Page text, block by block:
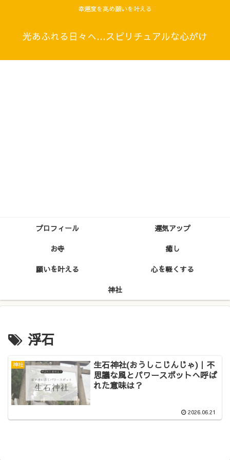
幸運度を高め願いを叶える
光あふれる日々へ…スピリチュアルな心がけ
プロフィール
運気アップ
お寺
癒し
願いを叶える
心を軽くする
神社
浮石
神社
生石神社(おうしこじんじゃ)｜不
思議な風とパワースポットへ呼ば
れた意味は？
2026.06.21